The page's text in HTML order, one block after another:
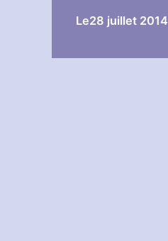
Le28 juillet 2014